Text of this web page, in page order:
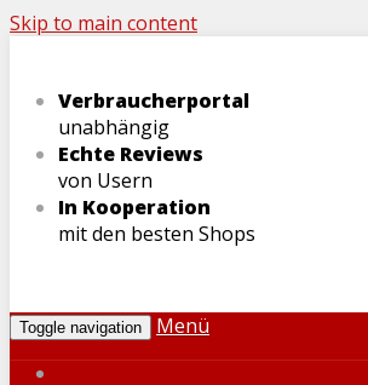
Skip to main content
Verbraucherportal
unabhängig
Echte Reviews
von Usern
In Kooperation
mit den besten Shops
Toggle navigation Menü